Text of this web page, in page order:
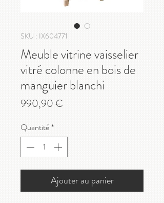
SKU : IX604771
Meuble vitrine vaisselier
vitré colonne en bois de
manguier blanchi
990,90 €
Quantité*
Ajouter au panier